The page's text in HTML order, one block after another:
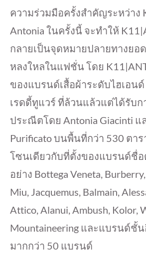
ความร่วมมือครั้งสำคัญระหว่าง
Antonia ในครั้งนี้ จะทำให้
กลายเป็นจุดหมายปลายทางยอ
หลงใหลในแฟชั่น โดย
ของแบรนด์เสื้อผ้าระดับไฮเอน
เรดดี้ทูแวร์ ที่ล้วนแล้วแต่ได้รับก
ประณีตโดย Antonia Giacinti แ
Purificato บนพื้นที่กว่า 530 ตาร
โซนเดียวกับที่ตั้งของแบรนด์ชื่อ
อย่าง Bottega Veneta,
Miu, Jacquemus, Balmain,
Attico, Alanui, Ambush, Kolor,
Mountaineering และแบรนด์ชั้
มากกว่า 50 แบรนด์